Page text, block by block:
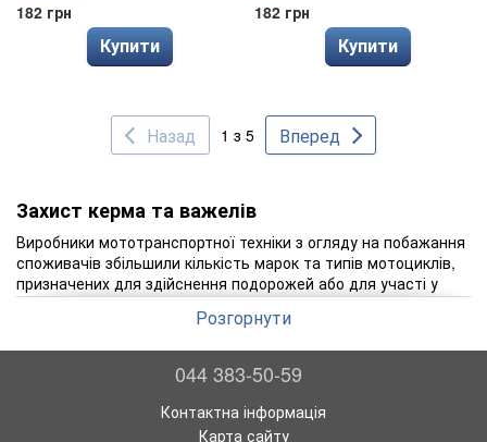
182 грн
Купити
182 грн
Купити
Назад 1 з 5 Вперед
Захист керма та важелів
Виробники мототранспортної техніки з огляду на побажання
споживачів збільшили кількість марок та типів мотоциклів,
призначених для здійснення подорожей або для участі у
мотокросових змаганнях. Якщо до цих пір для цих цілей в
основному використовувалися великі і важкі мотоцикли, то
високі швидкості, так і пітбайки, що відрізняються
невеликою вагою. Всі перелічені види мотоциклів придатні
для здійснення мотоподорожей, які господарі можуть
отримувати масу позитивних емоцій насолоджуючись
Розгорнути
044 383-50-59
Контактна інформація
Карта сайту